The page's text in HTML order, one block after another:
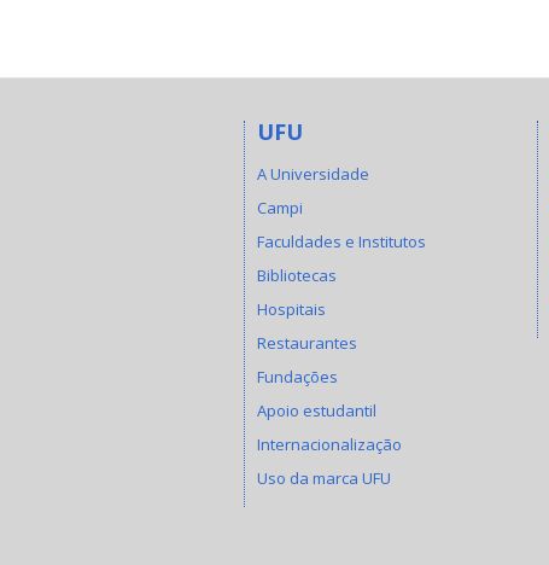
UFU
A Universidade
Campi
Faculdades e Institutos
Bibliotecas
Hospitais
Restaurantes
Fundações
Apoio estudantil
Internacionalização
Uso da marca UFU